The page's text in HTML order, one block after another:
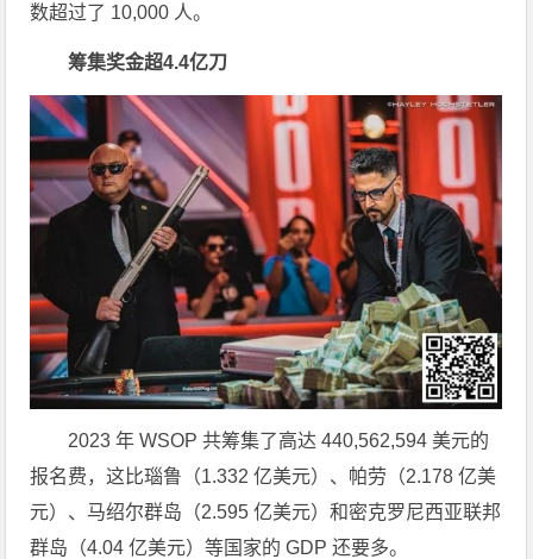
数超过了 10,000 人。
筹集奖金超4.4亿刀
2023 年 WSOP 共筹集了高达 440,562,594 美元的
报名费，这比瑙鲁（1.332 亿美元）、帕劳（2.178 亿美
元）、马绍尔群岛（2.595 亿美元）和密克罗尼西亚联邦
群岛（4.04 亿美元）等国家的 GDP 还要多。